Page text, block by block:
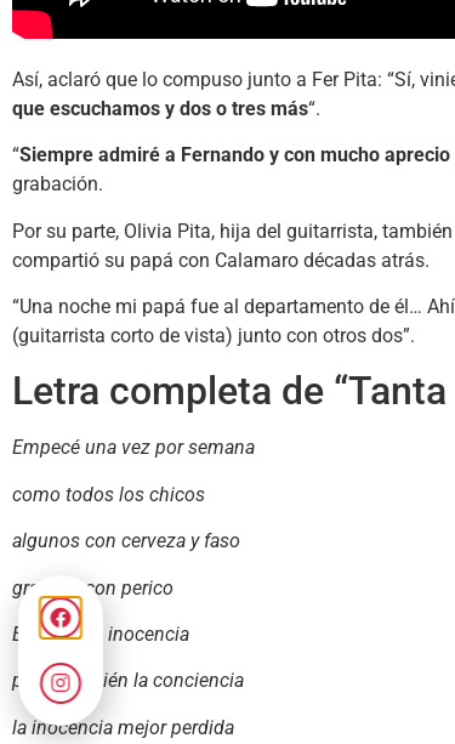
Así, aclaró que lo compuso junto a Fer Pita: “Sí,
que escuchamos y dos o tres más“.
“Siempre admiré a Fernando y con mucho
grabación.
Por su parte, Olivia Pita, hija del guitarrista,
compartió su papá con Calamaro décadas atrás.
“Una noche mi papá fue al departamento de él… Ahí
(guitarrista corto de vista) junto con otros dos”.
Letra completa de
Empecé una vez por semana
como todos los chicos
algunos con cerveza y faso
grandes con perico
Entre tanta inocencia
perdí también la conciencia
la inocencia mejor perdida